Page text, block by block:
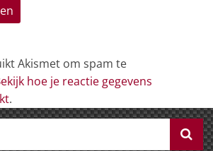
Akismet om spam te
hoe je reactie gegevens
.